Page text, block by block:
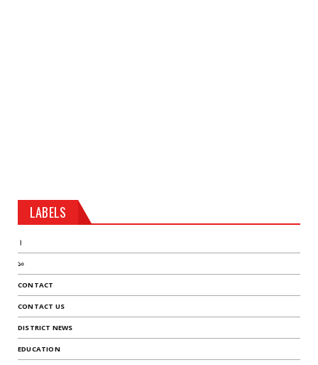
LABELS
।
১০
CONTACT
CONTACT US
DISTRICT NEWS
EDUCATION